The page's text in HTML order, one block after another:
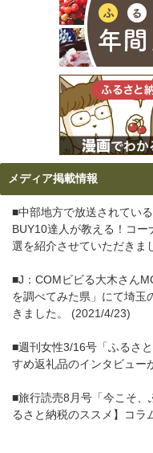
メディア掲載情報
■中部地方で放送されてい
BUY10達人が教える！コ
選を紹介させていただきま
■J：COMビビる大木さん
を調べてみた県」にて埼玉
きました。 (2021/4/23)
■週刊女性3/16号「ふるさ
すめ返礼品のインタビュー
■旅行読売8月号「今こそ、
るさと納税のススメ】コラ